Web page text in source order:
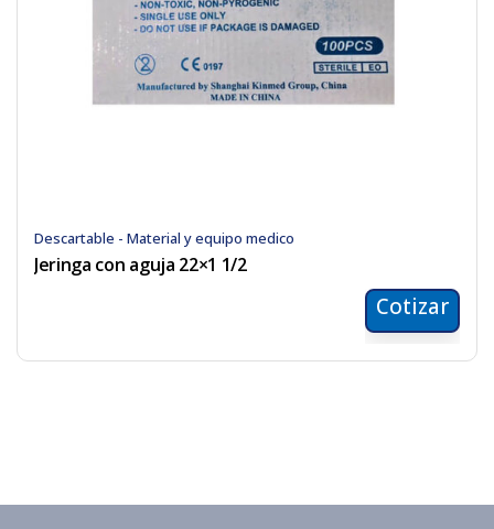
Descartable - Material y equipo medico
Jeringa con aguja 22×1 1/2
Cotizar